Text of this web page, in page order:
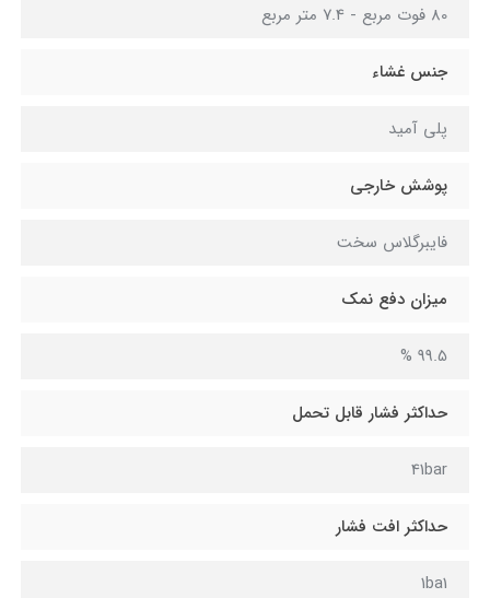
80 فوت مربع - 7.4 متر مربع
جنس غشاء
پلی آمید
پوشش خارجی
فایبرگلاس سخت
میزان دفع نمک
99.5 %
حداکثر فشار قابل تحمل
41bar
حداکثر افت فشار
1ba1